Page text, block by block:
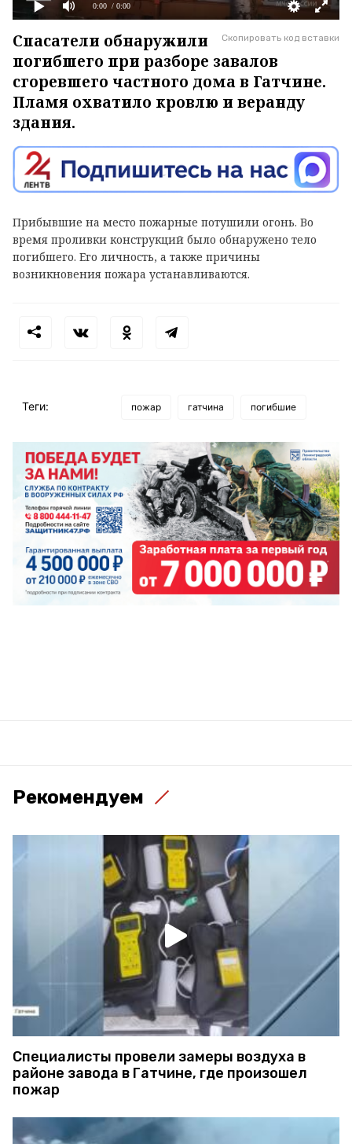
0:00 / 0:00
Скопировать код вставки
Спасатели обнаружили
погибшего при разборе завалов
сгоревшего частного дома в Гатчине.
Пламя охватило кровлю и веранду
здания.
Прибывшие на место пожарные потушили огонь. Во
время проливки конструкций было обнаружено тело
погибшего. Его личность, а также причины
возникновения пожара устанавливаются.
Теги: пожар гатчина погибшие
Рекомендуем
Специалисты провели замеры воздуха в
районе завода в Гатчине, где произошел
пожар